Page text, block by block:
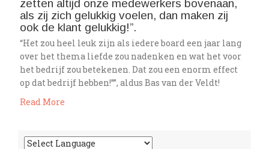
zetten altijd onze medewerkers bovenaan,
als zij zich gelukkig voelen, dan maken zij
ook de klant gelukkig!”.
“Het zou heel leuk zijn als iedere board een jaar lang
over het thema liefde zou nadenken en wat het voor
het bedrijf zou betekenen. Dat zou een enorm effect
op dat bedrijf hebben!””, aldus Bas van der Veldt!
Read More